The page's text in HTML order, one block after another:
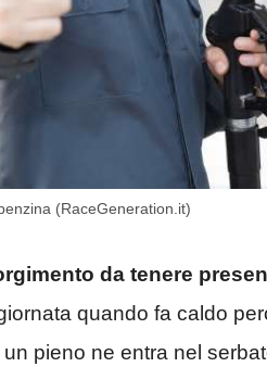
(RaceGeneration.it)
da tenere
quando fa caldo
pieno ne entra nel